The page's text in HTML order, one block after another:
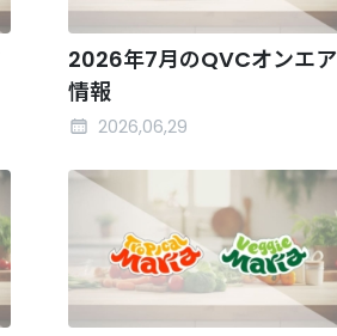
2026年7月のQVCオンエア
情報
2026,06,29